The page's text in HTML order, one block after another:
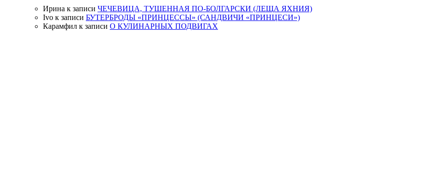
Ирина к записи ЧЕЧЕВИЦА, ТУШЕННАЯ ПО-БОЛГАРСКИ (ЛЕЩА ЯХНИЯ)
Ivo к записи БУТЕРБРОДЫ «ПРИНЦЕССЫ» (САНДВИЧИ «ПРИНЦЕСИ»)
Карамфил к записи О КУЛИНАРНЫХ ПОДВИГАХ